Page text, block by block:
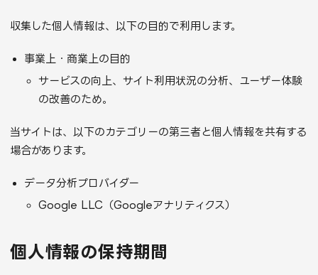
収集した個人情報は、以下の目的で利用します。
事業上・商業上の目的
サービスの向上、サイト利用状況の分析、ユーザー体験
の改善のため。
当サイトは、以下のカテゴリーの第三者と個人情報を共有する
場合があります。
データ分析プロバイダー
Google LLC（Googleアナリティクス）
個人情報の保持期間